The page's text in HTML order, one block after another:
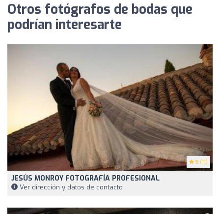
Otros fotógrafos de bodas que
podrían interesarte
5 (11)
JESÚS MONROY FOTOGRAFÍA PROFESIONAL
Ver dirección y datos de contacto